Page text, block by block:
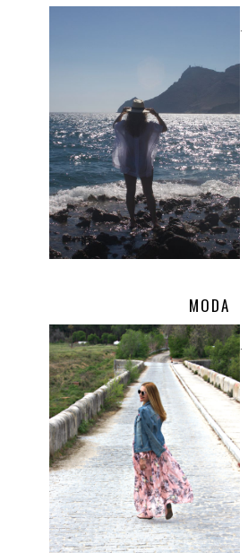
.
MODA
.